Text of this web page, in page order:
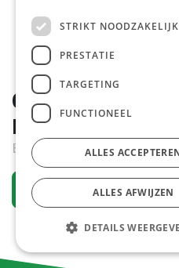
0968 Donut
Lorraine 48 x 50
Bestelartikel
Vraag een account aan
STRIKT NOODZAKELIJK
PRESTATIE
TARGETING
FUNCTIONEEL
ALLES
ALLES AFWIJZEN
DETAILS